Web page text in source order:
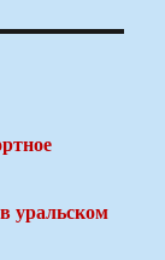
уральском